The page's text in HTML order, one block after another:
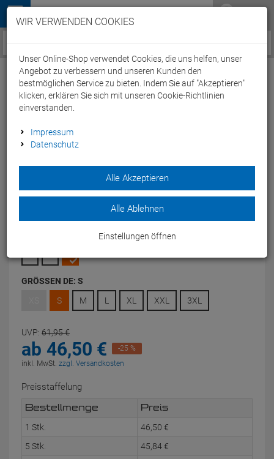
Menü
Service / Hilfe
Trainingsjacke 004911 - S royal
Mit demArena Team Line unisex Trainings Jacket knitted poly
bist Du während und nach dem Sport bestens versorgt.
GRÖSSEN DE: S
S M L XL XXL 3XL
UVP: 61,95€
ab 46,50 €
-25 %
inkl. MwSt. zzgl. Versandkosten
Preisstaffelung
Bestellmenge Preis
1 Stk. 46, 50 €
5 Stk.
45, 84€
WIR VERWENDEN COOKIES
Unser Online-Shop verwendet Cookies, die uns helfen, unser
Angebot zu verbessern und unseren Kunden den
bestmöglichen Service zu bieten. Indem Sie auf "Akzeptieren"
klicken, erklären Sie sich mit unseren Cookie-Richtlinien
einverstanden.
Impressum
Datenschutz
Alle Akzeptieren
Alle Ablehnen
Einstellungen öffnen